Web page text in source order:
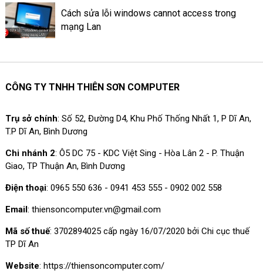
Cách sửa lỗi windows cannot access trong
mạng Lan
CÔNG TY TNHH THIÊN SƠN COMPUTER
Trụ sở chính: Số 52, Đường D4, Khu Phố Thống Nhất 1, P Dĩ An,
T.P Dĩ An, Bình Dương
Chi nhánh 2: Ô5 DC 75 - KDC Việt Sing - Hòa Lân 2 - P. Thuận
Giao, TP Thuận An, Bình Dương
Điện thoại: 0965 550 636 - 0941 453 555 - 0902 002 558
Email: thiensoncomputer.vn@gmail.com
Mã số thuế: 3702894025 cấp ngày 16/07/2020 bởi Chi cục thuế
TP Dĩ An
Website: https://thiensoncomputer.com/